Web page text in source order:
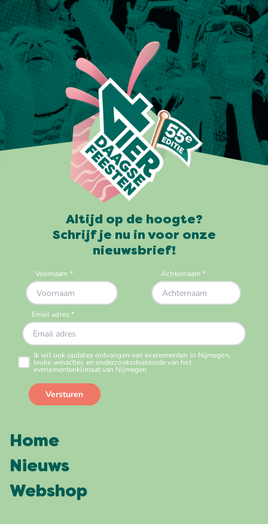
Altijd op de hoogte?
Schrijf je nu in voor onze
nieuwsbrief!
Home
Nieuws
Webshop